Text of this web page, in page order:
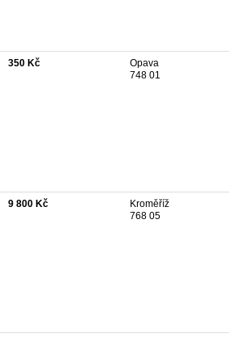
350 Kč
Opava
748 01
9 800 Kč
Kroměříž
768 05